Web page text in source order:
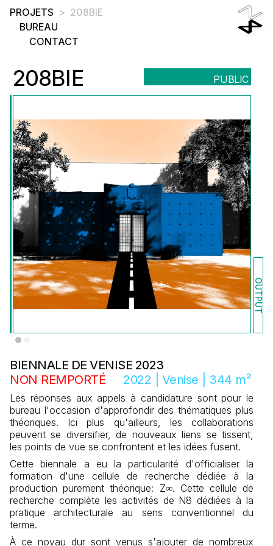
PROJETS > 208BIE
BUREAU
CONTACT
Accueil
208BIE PUBLIC
OUTPUT
BIENNALE DE VENISE 2023
NON REMPORTÉ
2022 Venise 344 m²
Les réponses aux appels à candidature sont pour le
bureau l'occasion d'approfondir des thématiques plus
théoriques. Ici plus qu'ailleurs, les collaborations
peuvent se diversifier, de nouveaux liens se tissent,
les points de vue se confrontent et les idées fusent.
Cette biennale a eu la particularité d'officialiser la
formation d'une cellule de recherche dédiée à la
production purement théorique: Z∞. Cette cellule de
recherche complète les activités de N8 dédiées à la
pratique architecturale au sens conventionnel du
terme.
À ce noyau dur sont venus s'ajouter de nombreux